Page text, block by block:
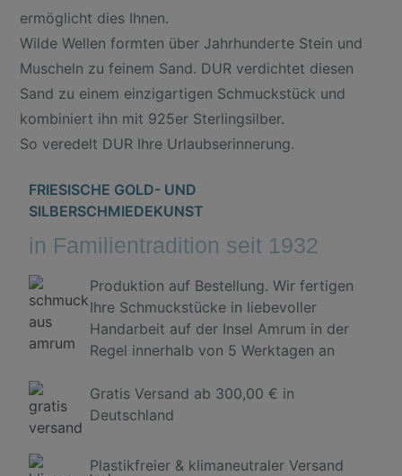
ermöglicht dies Ihnen.
Wilde Wellen formten über Jahrhunderte Stein und
Muscheln zu feinem Sand. DUR verdichtet diesen
Sand zu einem einzigartigen Schmuckstück und
kombiniert ihn mit 925er Sterlingsilber.
So veredelt DUR Ihre Urlaubserinnerung.
FRIESISCHE GOLD- UND
SILBERSCHMIEDEKUNST
in Familientradition seit 1932
Produktion auf Bestellung. Wir fertigen
Ihre Schmuckstücke in liebevoller
Handarbeit auf der Insel Amrum in der
Regel innerhalb von 5 Werktagen an
Gratis Versand ab 300,00 € in
Deutschland
Plastikfreier & klimaneutraler Versand